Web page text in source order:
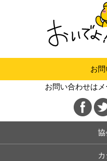
お
お問い合わせはメ
協